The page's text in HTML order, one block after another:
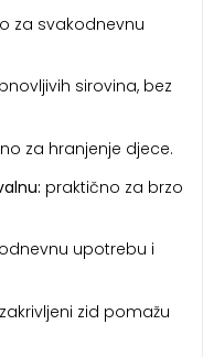
za svakodnevnu
sirovina, bez
za hranjenje djece.
praktično za brzo
upotrebu i
zid pomažu